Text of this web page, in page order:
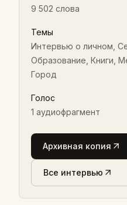
9 502 слова
Темы
Интервью о личном,
Образование, Книги,
Город
Голос
1 аудиофрагмент
Архивная копия
Все интервью